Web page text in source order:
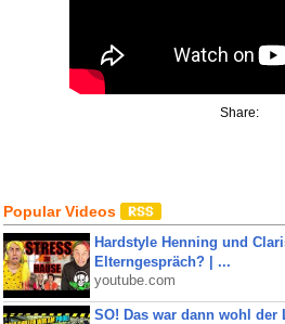
Share:
Popular Videos
Hardstyle Henning und
Elterngespräch? | ...
youtube.com
SO! Das war dann wohl der